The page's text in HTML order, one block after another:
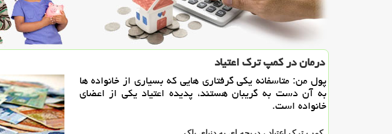
درمان در كمپ ترك اعتیاد
پول من: متاسفانه یكی گرفتاری هایی كه بسیاری از خانواده ها
به آن دست به گریبان هستند، پدیده اعتیاد یكی از اعضای
خانواده است.